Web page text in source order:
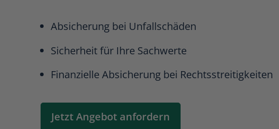
Absicherung bei Unfallschäden
Sicherheit für Ihre Sachwerte
Finanzielle Absicherung bei Rechtsstreitigkeiten
Jetzt Angebot anfordern